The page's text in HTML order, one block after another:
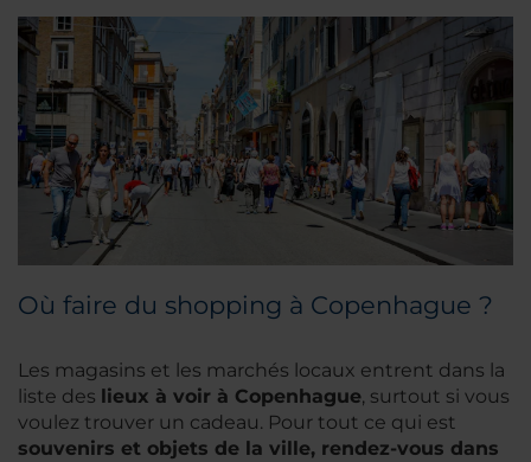
Où faire du shopping à Copenhague ?
Les magasins et les marchés locaux entrent dans la
liste des lieux à voir à Copenhague, surtout si vous
voulez trouver un cadeau. Pour tout ce qui est
souvenirs et objets de la ville, rendez-vous dans